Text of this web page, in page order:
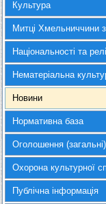
Культура
Митці Хмельниччини
Національності та
Нематеріальна
Новини
Нормативна база
Оголошення (загальні)
Охорона культурної
Публічна інформація